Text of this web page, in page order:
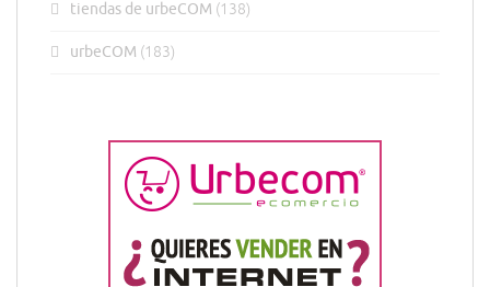
tiendas de urbeCOM (138)
urbeCOM (183)